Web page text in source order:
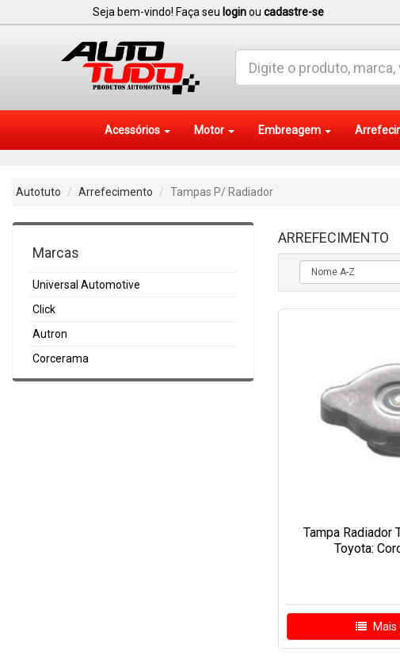
Seja bem-vindo! Faça seu loginou cadastre-se
Acessórios Motor Embreagem
Autotuto Arrefecimento Tampas P/ Radiador
Marcas
Universal Automotive
Click
Autron
Corcerama
ARREFECIMENTO
Tampa
Toyota: